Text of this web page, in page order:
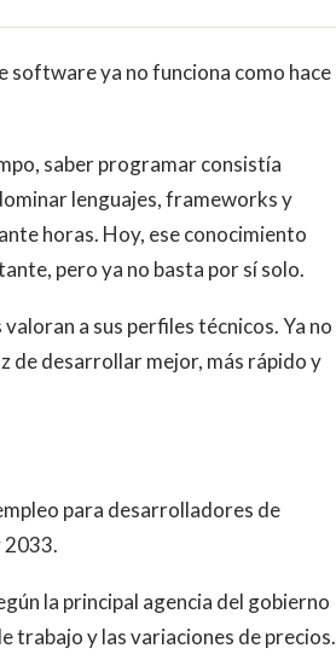
software ya no funciona como hace
saber programar consistía
lenguajes, frameworks y
horas. Hoy, ese conocimiento
pero ya no basta por sí solo.
a sus perfiles técnicos. Ya no
de desarrollar mejor, más rápido y
para desarrolladores de
2033.
la principal agencia del gobierno
trabajo y las variaciones de precios.